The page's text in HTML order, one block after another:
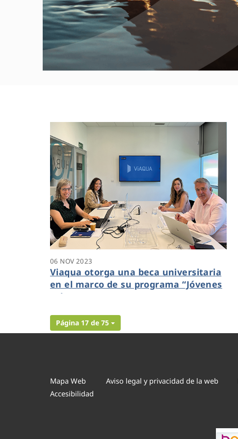
06 NOV 2023
Viaqua otorga una beca universitaria
en el marco de su programa “Jóvenes
Talentos”
Página 17 de 75
Mapa Web Aviso legal y privacidad de la web
Accesibilidad